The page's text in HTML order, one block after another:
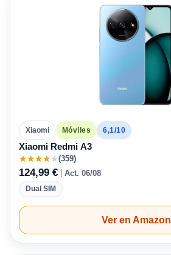
Xiaomi Móviles 6,1/10
Xiaomi Redmi A3
★★★★★(359)
124,99 € Act. 06/08
Dual SIM
Ver en Amazon